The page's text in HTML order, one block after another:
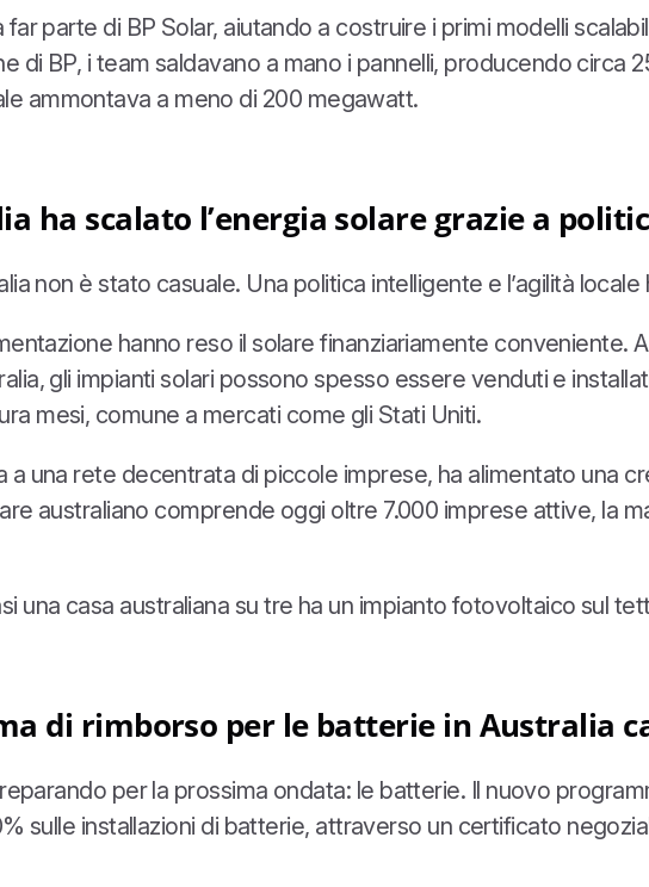
parte di BP Solar, aiutando a costruire i primi modelli
di BP, i team saldavano a mano i pannelli, producendo circa
ammontava a meno di 200 megawatt.
ha scalato l’energia solare grazie a
non è stato casuale. Una politica intelligente e l’agilità
hanno reso il solare finanziariamente
gli impianti solari possono spesso essere venduti e
mesi, comune a mercati come gli Stati Uniti.
a una rete decentrata di piccole imprese, ha alimentato una
australiano comprende oggi oltre 7.000 imprese attive, la
una casa australiana su tre ha un impianto fotovoltaico sul
di rimborso per le batterie in Australia
per la prossima ondata: le batterie. Il nuovo
sulle installazioni di batterie, attraverso un certificato